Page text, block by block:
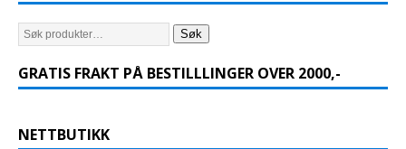
Søk
GRATIS FRAKT PÅ BESTILLLINGER OVER 2000,-
NETTBUTIKK